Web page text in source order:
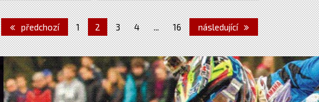
předchozí 1 2 3 4 ... 16 následující